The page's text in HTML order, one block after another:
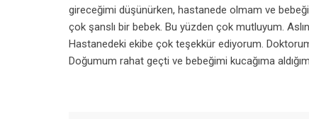
gireceğimi düşünürken, hastanede olmam ve
çok şanslı bir bebek. Bu yüzden çok mutluyum.
Hastanedeki ekibe çok teşekkür ediyorum.
Doğumum rahat geçti ve bebeğimi kucağıma